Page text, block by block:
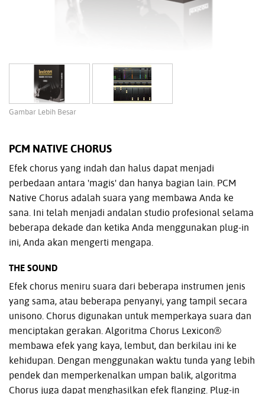
Gambar Lebih Besar
PCM NATIVE CHORUS
Efek chorus yang indah dan halus dapat menjadi
perbedaan antara 'magis' dan hanya bagian lain. PCM
Native Chorus adalah suara yang membawa Anda ke
sana. Ini telah menjadi andalan studio profesional selama
beberapa dekade dan ketika Anda menggunakan plug-in
ini, Anda akan mengerti mengapa.
THE SOUND
Efek chorus meniru suara dari beberapa instrumen jenis
yang sama, atau beberapa penyanyi, yang tampil secara
unisono. Chorus digunakan untuk memperkaya suara dan
menciptakan gerakan. Algoritma Chorus Lexicon®
membawa efek yang kaya, lembut, dan berkilau ini ke
kehidupan. Dengan menggunakan waktu tunda yang lebih
pendek dan memperkenalkan umpan balik, algoritma
Chorus juga dapat menghasilkan efek flanging. Plug-in